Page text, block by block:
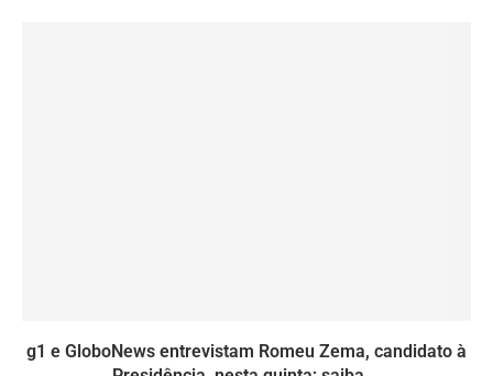
g1 e GloboNews entrevistam Romeu Zema, candidato à